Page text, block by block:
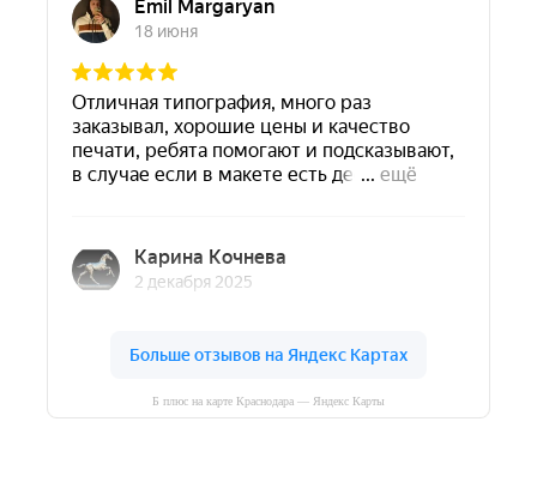
Б плюс на карте Краснодара — Яндекс Карты